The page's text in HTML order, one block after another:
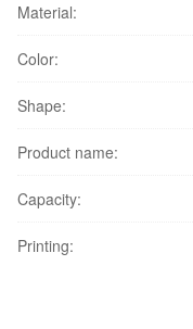
Material:
Color:
Shape:
Product name:
Capacity:
Printing: